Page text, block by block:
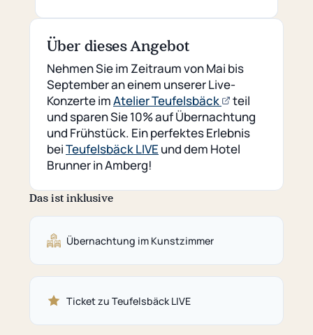
Über dieses Angebot
Nehmen Sie im Zeitraum von Mai bis
September an einem unserer Live-
Konzerte imAtelier Teufelsbäck
(öffnet
externe
Seite)
teil
und sparen Sie 10% auf Übernachtung
und Frühstück. Ein perfektes Erlebnis
beiTeufelsbäck LIVE und dem Hotel
Brunner in Amberg!
Das ist inklusive
Übernachtung im Kunstzimmer
Ticket zu Teufelsbäck LIVE